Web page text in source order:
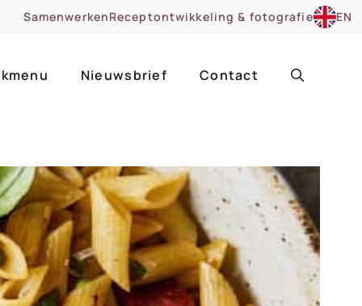
SamenwerkenReceptontwikkeling & fotografie EN
zoet
Nieuwsbrief Contact